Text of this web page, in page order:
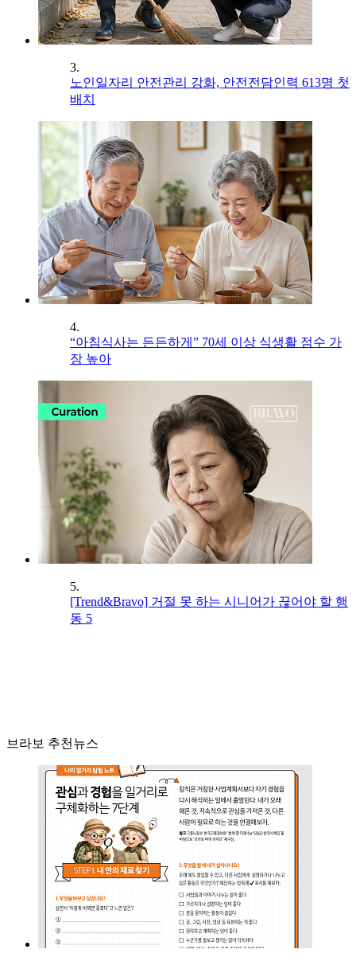
3.
노인일자리 안전관리 강화, 안전전담인력 613명 첫
배치
4.
“아침식사는 든든하게” 70세 이상 식생활 점수 가
장 높아
5.
[Trend&Bravo] 거절 못 하는 시니어가 끊어야 할 행
동 5
브라보 추천뉴스